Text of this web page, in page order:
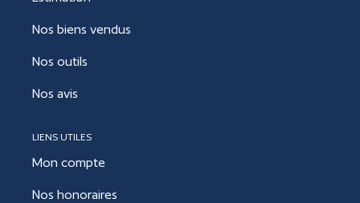
Nos biens vendus
Nos outils
Nos avis
LIENS UTILES
Mon compte
Nos honoraires